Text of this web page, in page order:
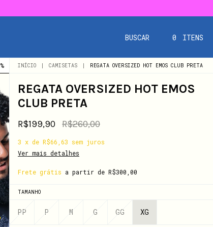
BUSCAR 0 ITENS
% INÍCIO | CAMISETAS | REGATA OVERSIZED HOT EMOS CLUB PRETA
REGATA OVERSIZED HOT EMOS
CLUB PRETA
R$199,90 R$260,00
3 x de R$66,63 sem juros
Ver mais detalhes
Frete grátis a partir de R$300,00
TAMANHO
PP P M G GG XG